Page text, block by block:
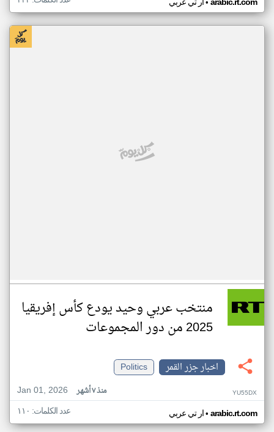
منتخب عربي وحيد يودع كأس إفريقيا
2025 من دور المجموعات
اخبار جزر القمر
Politics
Jan 01, 2026
منذ ٧ أشهر YU55DX
ار تي عربي• arabic.rt.com عدد الكلمات: ١١٠